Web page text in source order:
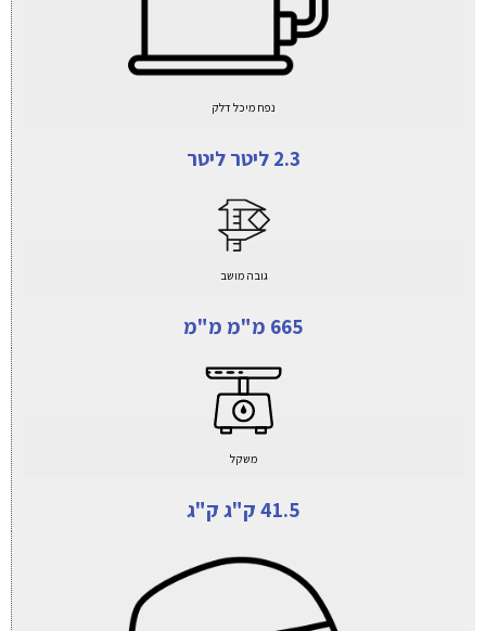
נפח מיכל דלק
2.3 ליטר ליטר
גובה מושב
665 מ"מ מ"מ
משקל
41.5 ק"ג ק"ג